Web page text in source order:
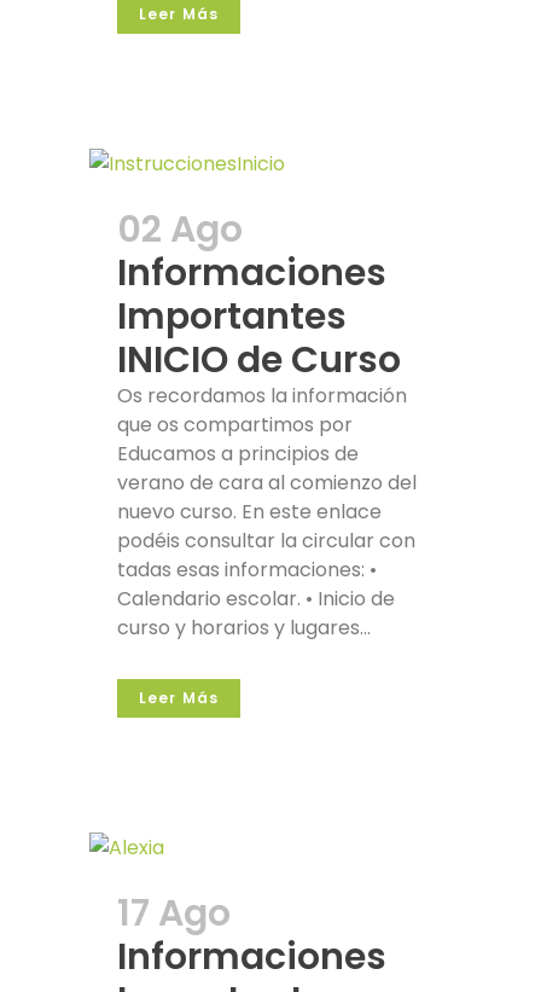
Leer Más
02 Ago
Informaciones
Importantes
INICIO de Curso
Os recordamos la información
que os compartimos por
Educamos a principios de
verano de cara al comienzo del
nuevo curso. En este enlace
podéis consultar la circular con
tadas esas informaciones: •
Calendario escolar. • Inicio de
curso y horarios y lugares...
Leer Más
17 Ago
Informaciones